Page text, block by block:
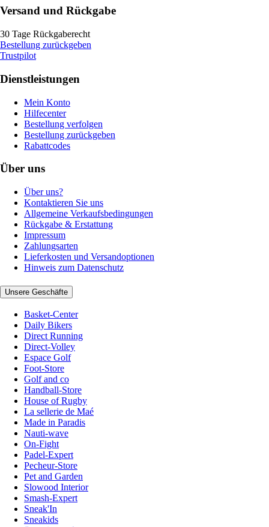
Versand und Rückgabe
30 Tage Rückgaberecht
Bestellung zurückgeben
Trustpilot
Dienstleistungen
Mein Konto
Hilfecenter
Bestellung verfolgen
Bestellung zurückgeben
Rabattcodes
Über uns
Über uns?
Kontaktieren Sie uns
Allgemeine Verkaufsbedingungen
Rückgabe & Erstattung
Impressum
Zahlungsarten
Lieferkosten und Versandoptionen
Hinweis zum Datenschutz
Unsere Geschäfte
Basket-Center
Daily Bikers
Direct Running
Direct-Volley
Espace Golf
Foot-Store
Golf and co
Handball-Store
House of Rugby
La sellerie de Maé
Made in Paradis
Nauti-wave
On-Fight
Padel-Expert
Pecheur-Store
Pet and Garden
Slowood Interior
Smash-Expert
Sneak'In
Sneakids